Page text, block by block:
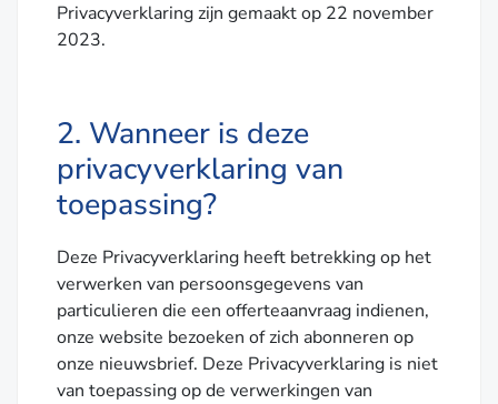
Privacyverklaring zijn gemaakt op 22 november
2023.
2. Wanneer is deze
privacyverklaring van
toepassing?
Deze Privacyverklaring heeft betrekking op het
verwerken van persoonsgegevens van
particulieren die een offerteaanvraag indienen,
onze website bezoeken of zich abonneren op
onze nieuwsbrief. Deze Privacyverklaring is niet
van toepassing op de verwerkingen van